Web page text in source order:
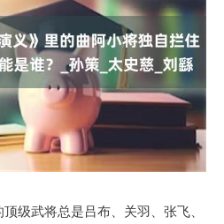
级武将总是吕布、关羽、张飞、